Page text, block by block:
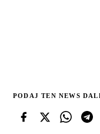
PODAJ TEN NEWS